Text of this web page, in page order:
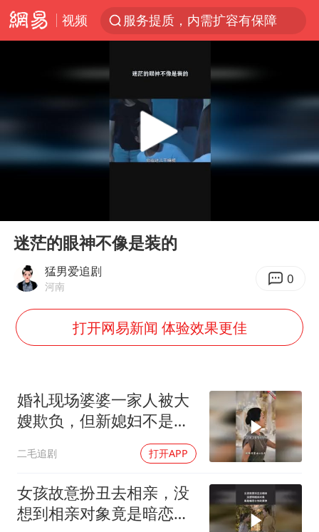
视频
服务提质，内需扩容有保障
美股收盘：道指再创历史新高
41岁女子为鼓励女儿考上985研究生
人贩子“梅姨”真名谢家梅
“老头乐”悬挂“蒙H好几个8”上路
中方公布5项对美反制措施
外交部回应日本将中国列为最大挑战
“中国游”持续带火“中国购”
你常吃的兰州拉面要改名了
张家界中心汽车站候车厅漏水如瀑布
坚持党全面领导和党中央集中统一领导
Play
迷茫的眼神不像是装的
猛男爱追剧
河南 0
打开网易新闻 体验效果更佳
婚礼现场婆婆一家人被大
嫂欺负，但新媳妇不是好
二毛追剧 打开APP
女孩故意扮丑去相亲，没
想到相亲对象竟是暗恋十